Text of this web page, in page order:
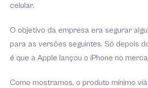
celular.
O objetivo da empresa era segurar
para as versões seguintes. Só depois
é que a Apple lançou o iPhone no
Como mostramos, o produto mínimo